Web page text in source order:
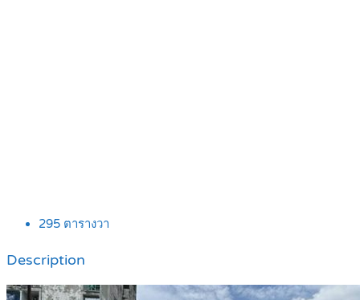
295 ตารางวา
Description